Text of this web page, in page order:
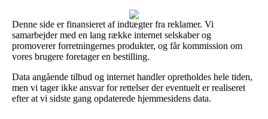
Denne side er finansieret af indtægter fra reklamer. Vi
samarbejder med en lang række internet selskaber og
promoverer forretningernes produkter, og får kommission om
vores brugere foretager en bestilling.
Data angående tilbud og internet handler opretholdes hele tiden,
men vi tager ikke ansvar for rettelser der eventuelt er realiseret
efter at vi sidste gang opdaterede hjemmesidens data.